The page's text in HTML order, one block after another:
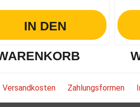
IN DEN
Versandkosten Zahlungsformen